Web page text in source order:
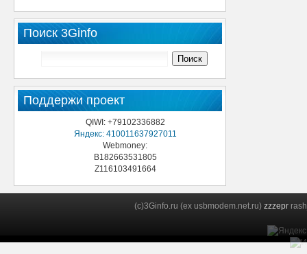
Поиск 3Ginfo
Поддержи проект
QIWI: +79102336882
Яндекс: 410011637927011
Webmoney:
B182663531805
Z116103491664
(c)3Ginfo.ru (ex usbmodem.net.ru) zzzepr